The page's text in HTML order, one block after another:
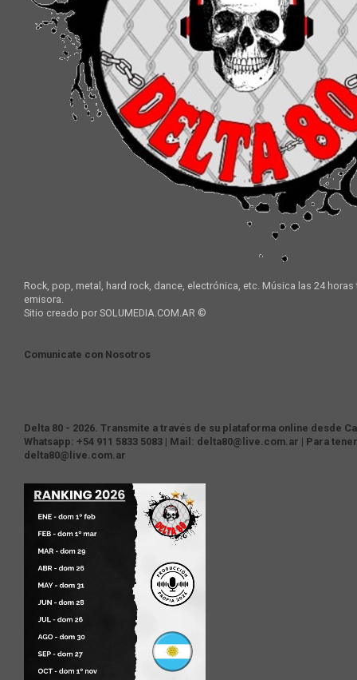
Rock, pop, metal, hard rock, dance, electrónica, etc. Música las 24
emisora.
Sitio creado por SOLUMEDIA.COM.AR ©
Comunicate con Nosotros
Delta 80 - 2026. Transmite a través de su plataforma online desde
Whatsapp: +54 911 5833 5083 | Mail: delta80@live.com.ar | Para
delta80@live.com.ar